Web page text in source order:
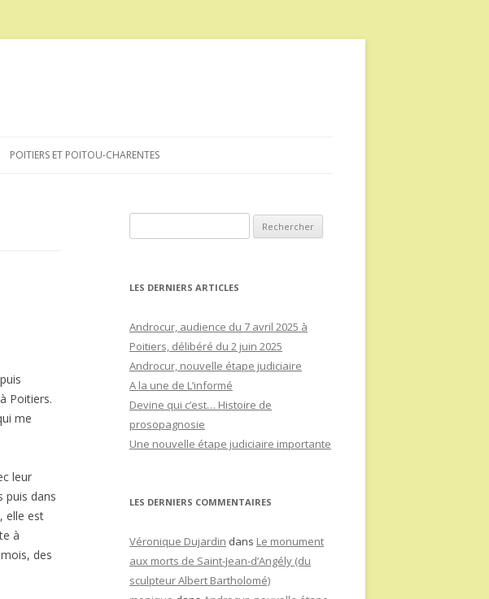
POITIERS ET POITOU-CHARENTES
Poitiers.
me
leur
puis dans
elle est
à
des
LES DERNIERS ARTICLES
Androcur, audience du 7 avril 2025 à
Poitiers, délibéré du 2 juin 2025
Androcur, nouvelle étape judiciaire
A la une de L’informé
Devine qui c’est… Histoire de
prosopagnosie
Une nouvelle étape judiciaire importante
LES DERNIERS COMMENTAIRES
Véronique Dujardin dans Le monument
aux morts de Saint-Jean-d’Angély (du
sculpteur Albert Bartholomé)